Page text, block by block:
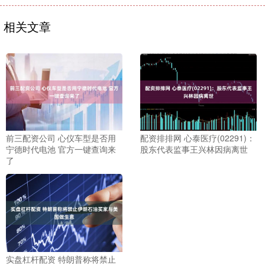
相关文章
前三配资公司 心仪车型是否用
宁德时代电池 官方一键查询来
了
配资排排网 心泰医疗(02291)：
股东代表监事王兴林因病离世
实盘杠杆配资 特朗普称将禁止